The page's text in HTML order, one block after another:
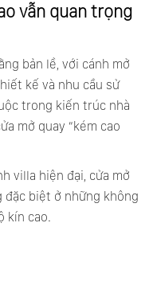
vẫn quan trọng
bản lề, với cánh mở
kế và nhu cầu sử
trong kiến trúc nhà
mở quay “kém cao
villa hiện đại, cửa mở
biệt ở những không
kín cao.